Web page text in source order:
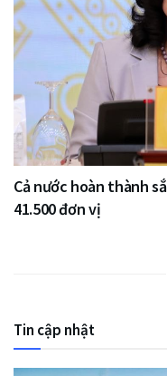
Cả nước hoàn thành
41.500 đơn vị
Tin cập nhật